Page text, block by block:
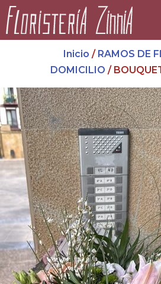
Inicio / RAMOS DE
DOMICILIO /